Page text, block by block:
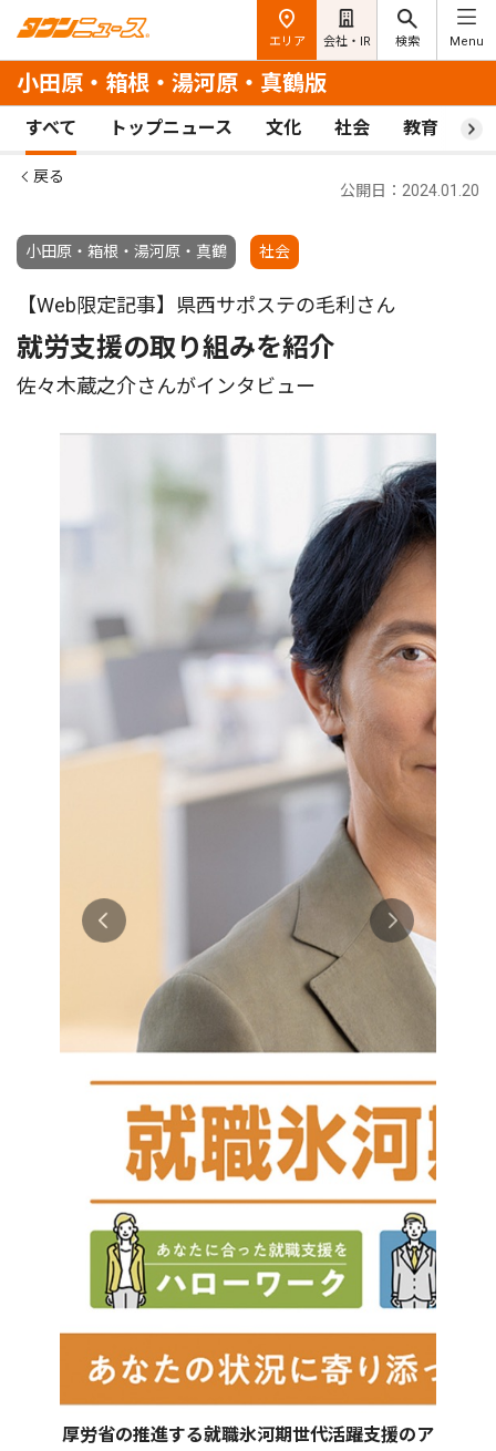
エリア 会社・IR 検索 Menu
小田原・箱根・湯河原・真鶴版
すべて トップニュース 文化 社会 教育 ス
戻る
小田原・箱根・湯河原・真鶴 社会
公開日：2024.01.20
【Web限定記事】県西サポステの毛利さん
就労支援の取り組みを紹介
佐々木蔵之介さんがインタビュー
厚労省の推進する就職氷河期世代活躍支援のア